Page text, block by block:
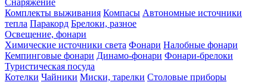
Снаряжение
Комплекты выживания Компасы Автономные источники
тепла Паракорд Брелоки, разное
Освещение, фонари
Химические источники света Фонари Налобные фонари
Кемпинговые фонари Динамо-фонари Фонари-брелоки
Туристическая посуда
Котелки Чайники Миски, тарелки Столовые приборы